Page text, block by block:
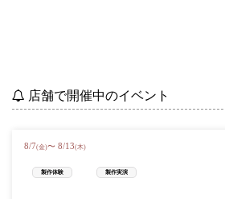
店舗で開催中のイベント
8/7(金)〜 8/13(木)
製作体験 製作実演